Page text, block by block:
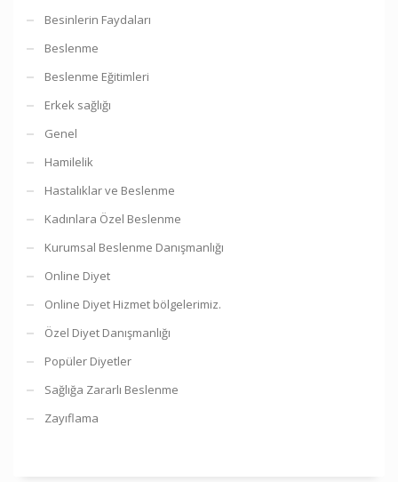
Besinlerin Faydaları
Beslenme
Beslenme Eğitimleri
Erkek sağlığı
Genel
Hamilelik
Hastalıklar ve Beslenme
Kadınlara Özel Beslenme
Kurumsal Beslenme Danışmanlığı
Online Diyet
Online Diyet Hizmet bölgelerimiz.
Özel Diyet Danışmanlığı
Popüler Diyetler
Sağlığa Zararlı Beslenme
Zayıflama